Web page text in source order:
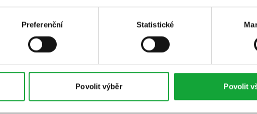
Preferenční Statistické
Povolit výběr Povolit